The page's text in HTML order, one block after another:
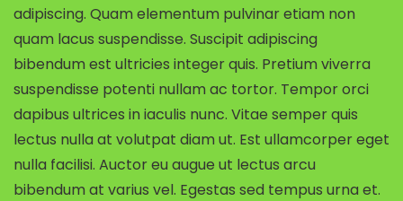
adipiscing. Quam elementum pulvinar etiam non
quam lacus suspendisse. Suscipit adipiscing
bibendum est ultricies integer quis. Pretium viverra
suspendisse potenti nullam ac tortor. Tempor orci
dapibus ultrices in iaculis nunc. Vitae semper quis
lectus nulla at volutpat diam ut. Est ullamcorper eget
nulla facilisi. Auctor eu augue ut lectus arcu
bibendum at varius vel. Egestas sed tempus urna et.